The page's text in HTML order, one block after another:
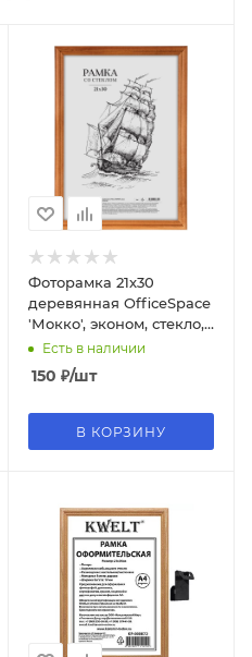
Фоторамка 21х30
деревянная OfficeSpace
'Мокко', эконом, стекло,
231568
Есть в наличии
150 ₽/шт
В КОРЗИНУ